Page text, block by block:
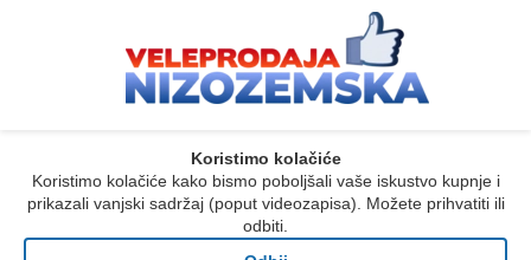
Koristimo kolačiće
Koristimo kolačiće kako bismo poboljšali vaše iskustvo kupnje i
prikazali vanjski sadržaj (poput videozapisa). Možete prihvatiti ili
odbiti.